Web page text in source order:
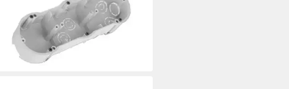
Trockenbau 60mm PKw-3 dreifach
2,99 €
lieferbar - in 3-4 Werktagen bei dir